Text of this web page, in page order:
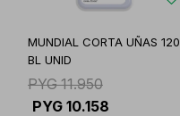
MUNDIAL CORTA UÑAS 120
BL UNID
PYG 11.950
PYG 10.158